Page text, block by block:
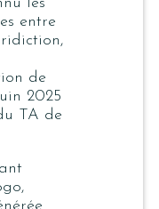
entre
de
2025
TA de